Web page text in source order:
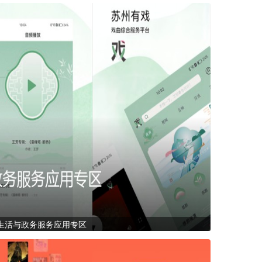
活与政务服务应用专区